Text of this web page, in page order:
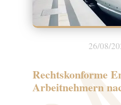
26/08/
Rechtskonforme
Arbeitnehmern